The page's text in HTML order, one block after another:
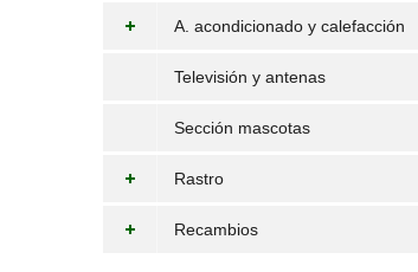
A. acondicionado y calefacción
Televisión y antenas
Sección mascotas
Rastro
Recambios